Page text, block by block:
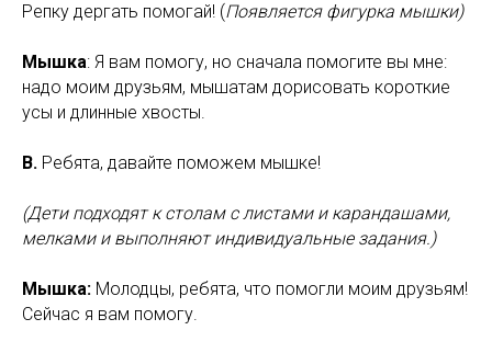
Репку дергать помогай! (Появляется фигурка мышки)
Мышка: Я вам помогу, но сначала помогите вы мне:
надо моим друзьям, мышатам дорисовать короткие
усы и длинные хвосты.
В. Ребята, давайте поможем мышке!
(Дети подходят к столам с листами и карандашами,
мелками и выполняют индивидуальные задания.)
Мышка: Молодцы, ребята, что помогли моим друзьям!
Сейчас я вам помогу.